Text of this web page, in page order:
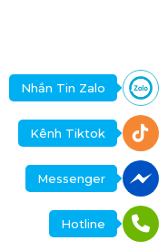
Nhắn Tin Zalo
Kênh Tiktok
Messenger
Hotline